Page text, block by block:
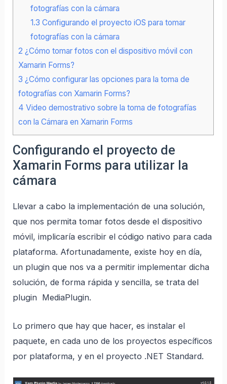
fotografías con la cámara​
1.3 Configurando el proyecto iOS para tomar
fotografías con la cámara​
2 ¿Cómo tomar fotos con el dispositivo móvil con
Xamarin Forms?
3 ¿Cómo configurar las opciones para la toma de
fotografías con Xamarin Forms?
4 Video demostrativo sobre la toma de fotografías
con la Cámara en Xamarin Forms
Configurando el proyecto de
Xamarin Forms para utilizar la
cámara
Llevar a cabo la implementación de una solución,
que nos permita tomar fotos desde el dispositivo
móvil, implicaría escribir el código nativo para cada
plataforma. Afortunadamente, existe hoy en día,
un plugin que nos va a permitir implementar dicha
solución, de forma rápida y sencilla, se trata del
plugin MediaPlugin.
Lo primero que hay que hacer, es instalar el
paquete, en cada uno de los proyectos específicos
por plataforma, y en el proyecto .NET Standard.